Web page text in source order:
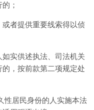
；
或者提供重要线索得以侦
实供述执法、司法机关
，按前款第二项规定处
性居民身份的人实施本法